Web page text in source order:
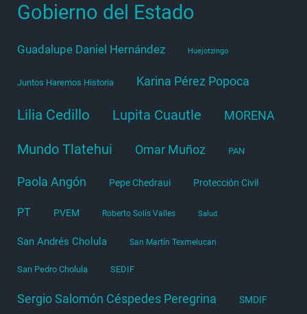
Gobierno del Estado
Guadalupe Daniel Hernández Huejotzingo
Juntos Haremos Historia Karina Pérez Popoca
Lilia Cedillo Lupita Cuautle MORENA
Mundo Tlatehui Omar Muñoz PAN
Paola Angón Pepe Chedraui Protección Civil
PT PVEM Roberto Solís Valles Salud
San Andrés Cholula San Martín Texmelucan
San Pedro Cholula SEDIF
Sergio Salomón Céspedes Peregrina SMDIF